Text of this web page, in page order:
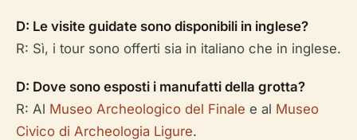
D: Le visite guidate sono disponibili in inglese?
R: Sì, i tour sono offerti sia in italiano che in inglese.
D: Dove sono esposti i manufatti della grotta?
R: Al Museo Archeologico del Finale e al Museo
Civico di Archeologia Ligure.